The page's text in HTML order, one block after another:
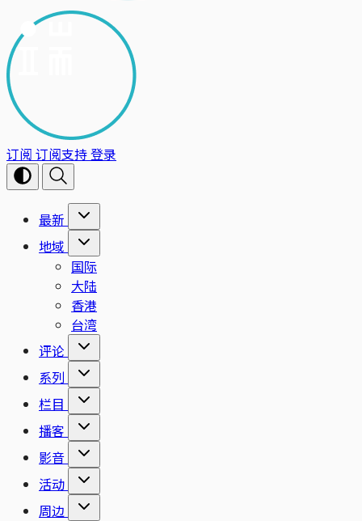
订阅 订阅支持登录
最新
地域
国际
大陆
香港
台湾
评论
系列
栏目
播客
影音
活动
周边